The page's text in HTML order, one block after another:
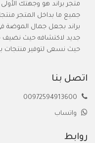
متجر براند هو وجهتك
جميع ما بداخل المتجر
براند بجعل جمال الموضة
جديد لاكتشافه حيث نضيف
حيث نسعى لتوفير منتجات
اتصل بنا
واتساب
روابط